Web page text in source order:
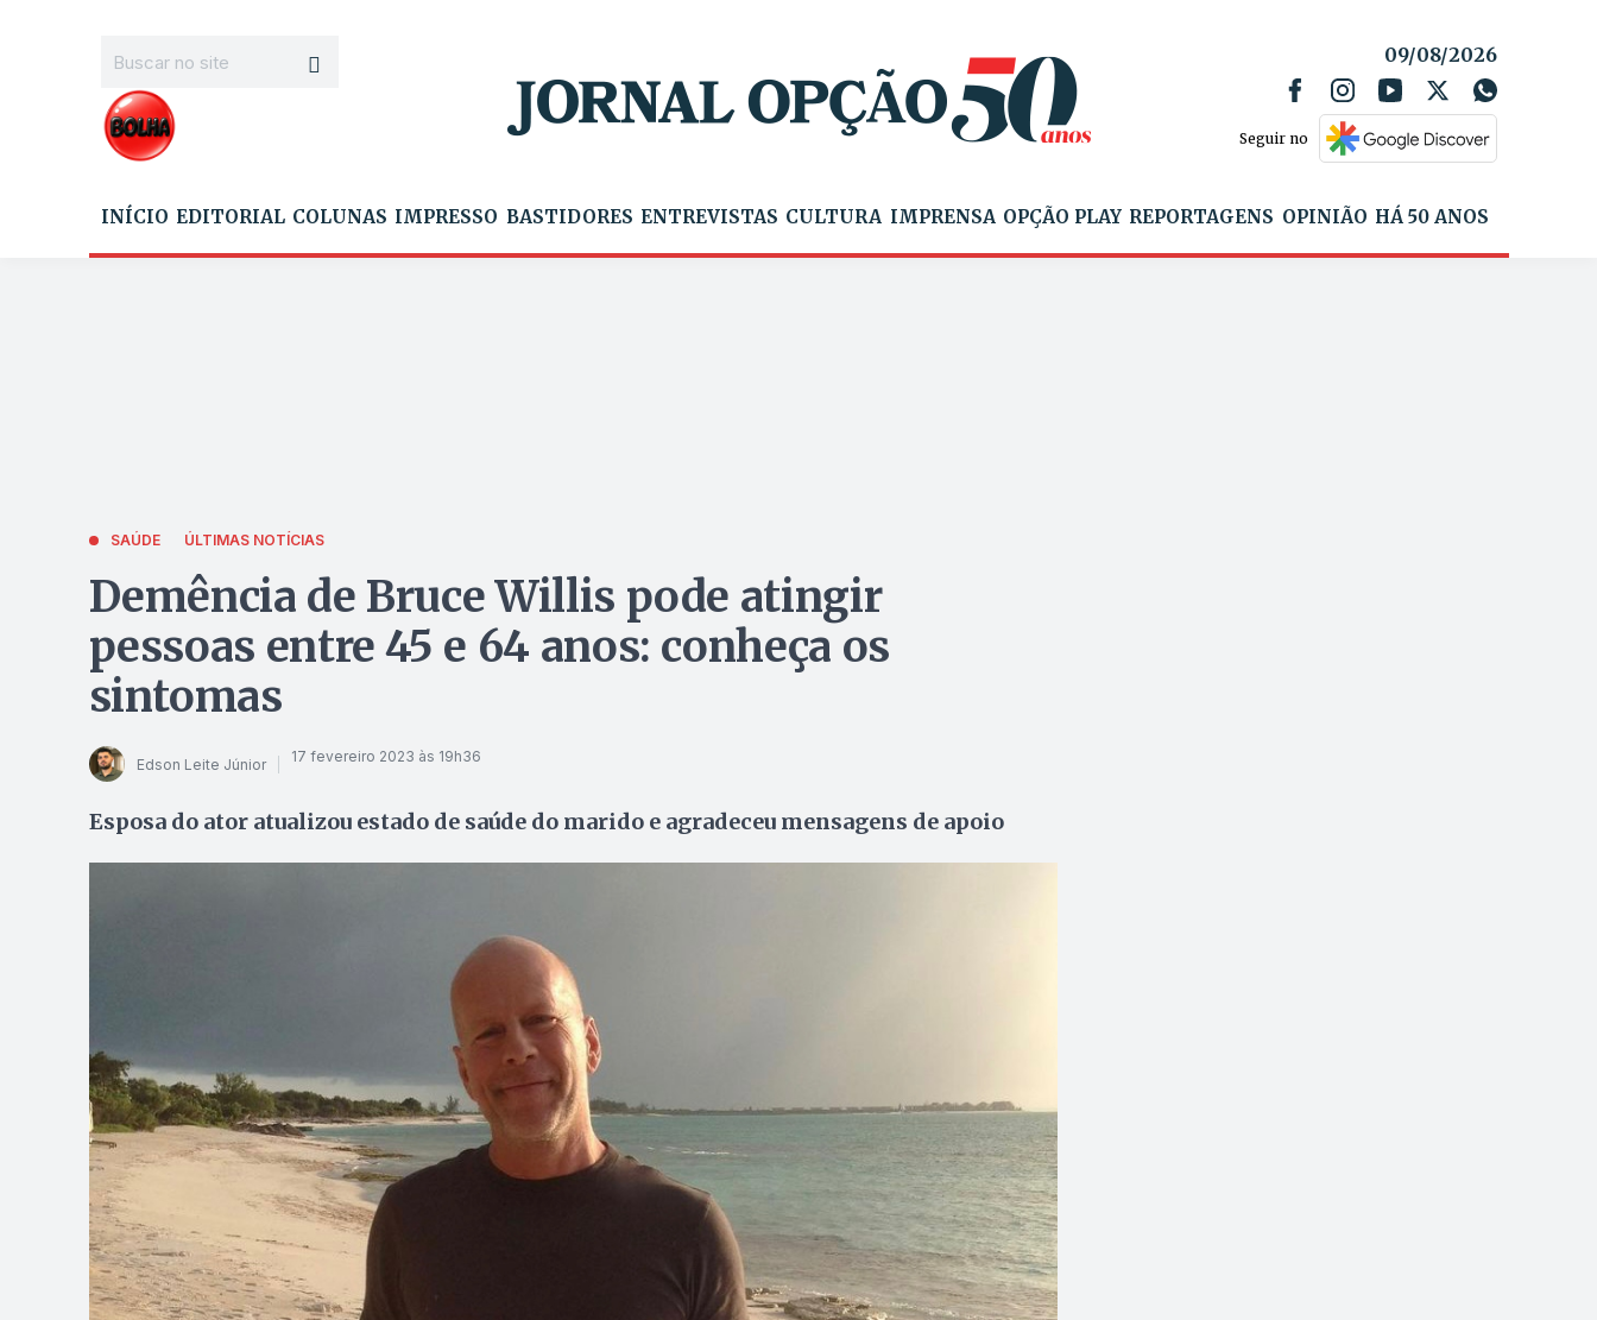
09/08/2026
Seguir no
INÍCIO EDITORIAL COLUNAS IMPRESSO BASTIDORES ENTREVISTAS CULTURA IMPRENSA OPÇÃO PLAY REPORTAGENS OPINIÃO HÁ 50 ANOS
SAÚDE ÚLTIMAS NOTÍCIAS
Demência de Bruce Willis pode atingir
pessoas entre 45 e 64 anos: conheça os
sintomas
Edson Leite Júnior 17 fevereiro 2023 às 19h36
Esposa do ator atualizou estado de saúde do marido e agradeceu mensagens de apoio